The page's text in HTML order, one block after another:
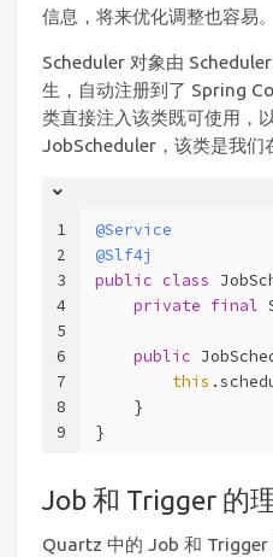
信息，将来优化调整也容易。
Scheduler 对象由
生，自动注册到了 Spring
类直接注入该类既可使用，
JobScheduler，该类是我们
1
2
3
4
5
6
7
8
9
@Service
@Slf4j
public class
private final
public
this
    }
}
Job 和 Trigger 的
Quartz 中的 Job 和 Trigger